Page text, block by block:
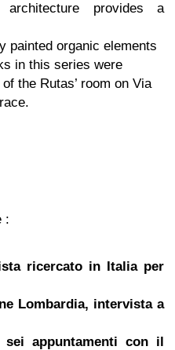
provides a
painted organic elements
in this series were
the Rutas’ room on Via
:
ricercato in Italia per
Lombardia, intervista a
appuntamenti con il